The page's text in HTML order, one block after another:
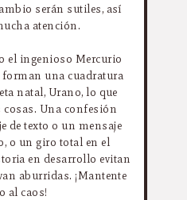
serán sutiles, así
atención.
el ingenioso Mercurio
una cuadratura
natal, Urano, lo que
cosas. Una confesión
de texto o un mensaje
o un giro total en el
en desarrollo evitan
aburridas. ¡Mantente
al caos!